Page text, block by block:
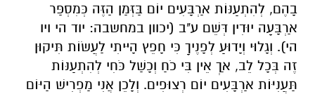
בָהֶם, לְהִתְעַנּוֹת אַרְבָּעִים יוֹם בַּזְּמַן הַזֶּה כְּמִסְפַּר
אַרְבָּעָה יוּדִין דְּשֵׁם ע"ב (יכוון במחשבה: יוד הי ויו
הי). וְגָלוּי וְיָדוּעַ לְפָנֶיךָ כִּי חָפֵץ הָיִיתִי לַעֲשֹוֹת תִּיקוּן
זֶה בְּכָל לֵב, אַךְ אֵין בִּי כֹחַ וְכָשַׁל כֹּחִי לְהִתְעַנּוֹת
תַּעֲנִיּוֹת אַרְבָּעִים יוֹם רְצוּפִים. וְלָכֵן אֲנִי מַפְרִישׁ הַיּוֹם